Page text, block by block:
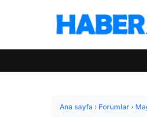
Ana sayfa › Forumlar ›